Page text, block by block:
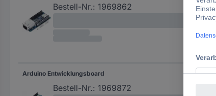
Bestell-Nr.: 1969862
Arduino Entwicklungsboard
Bestell-Nr.: 1969872